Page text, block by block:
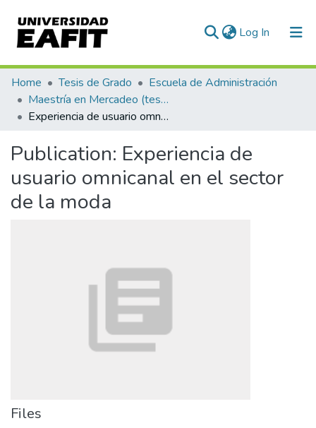
Log In (current)
Communities & Collections
All of DSpace
Home Tesis de Grado
Escuela de Administración
Maestría en Mercadeo (tesis)
Experiencia de usuario omnicanal en el sector de la moda
Publication: Experiencia de
usuario omnicanal en el sector
de la moda
Files